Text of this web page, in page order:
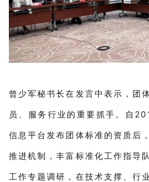
曾少军秘书长在发言中表示，团
员、服务行业的重要抓手。自
信息平台发布团体标准的资质后
推进机制，丰富标准化工作指导
工作专题调研，在技术支撑、行